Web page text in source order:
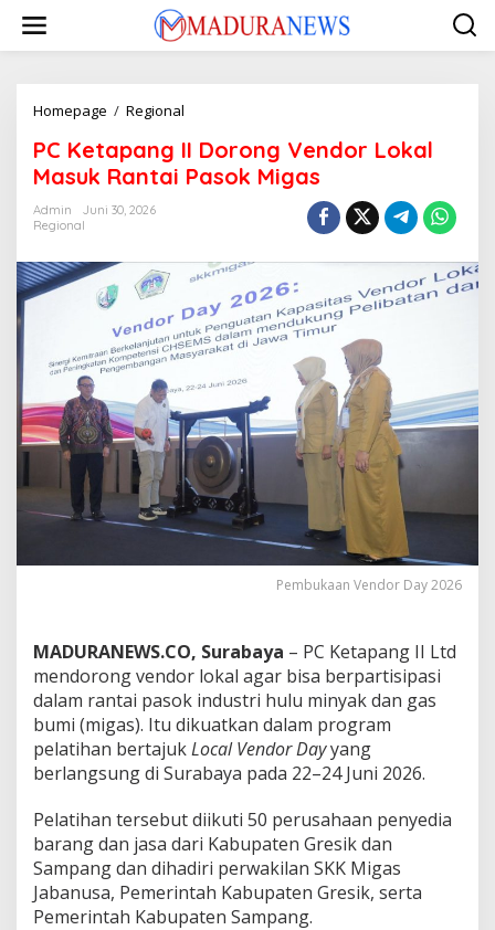
konten
Homepage / Regional
II
Dorong
Vendor
Pasok
Migas
PC Ketapang II Dorong Vendor Lokal
Masuk Rantai Pasok Migas
Admin
Juni 30, 2026
Regional
Pembukaan Vendor Day 2026
MADURANEWS.CO, Surabaya – PC Ketapang II Ltd
mendorong vendor lokal agar bisa berpartisipasi
dalam rantai pasok industri hulu minyak dan gas
bumi (migas). Itu dikuatkan dalam program
pelatihan bertajukLocal Vendor Dayyang
berlangsung di Surabaya pada 22–24 Juni 2026.
Pelatihan tersebut diikuti 50 perusahaan penyedia
barang dan jasa dari Kabupaten Gresik dan
Sampang dan dihadiri perwakilan SKK Migas
Jabanusa, Pemerintah Kabupaten Gresik, serta
Pemerintah Kabupaten Sampang.